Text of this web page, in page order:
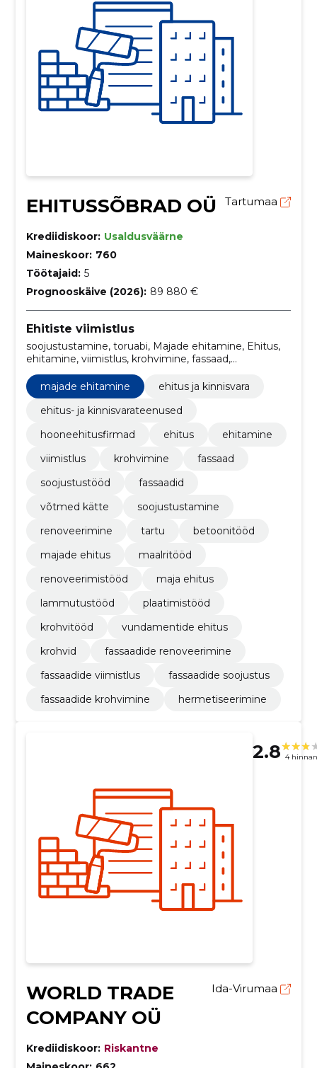
EHITUSSÕBRAD OÜ Tartumaa
Krediidiskoor: Usaldusväärne
Maineskoor: 760
Töötajaid: 5
Prognooskäive (2026): 89 880 €
Ehitiste viimistlus
soojustustamine, toruabi, Majade ehitamine, Ehitus,
ehitamine, viimistlus, krohvimine, fassaad,
soojustustööd, fassaadid
majade ehitamine
ehitus ja kinnisvara
ehitus- ja kinnisvarateenused
hooneehitusfirmad
ehitus
ehitamine
viimistlus
krohvimine
fassaad
soojustustööd
fassaadid
võtmed kätte
soojustustamine
renoveerimine
tartu
betoonitööd
majade ehitus
maalritööd
renoveerimistööd
maja ehitus
lammutustööd
plaatimistööd
krohvitööd
vundamentide ehitus
krohvid
fassaadide renoveerimine
fassaadide viimistlus
fassaadide soojustus
fassaadide krohvimine
hermetiseerimine
2.8 4
WORLD TRADE
COMPANY OÜ
Ida-Virumaa
Krediidiskoor: Riskantne